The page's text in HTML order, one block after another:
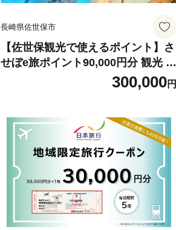
長崎県佐世保市
【佐世保観光で使えるポイント】さ
せぼe旅ポイント90,000円分 観光 デ
ジタル地域通貨 電子ポイント 電子
決済 飲食 宿泊 体験 電子通貨 eコイ
ステンボス 佐世保宿泊券 九十九島
旅行
300,000円